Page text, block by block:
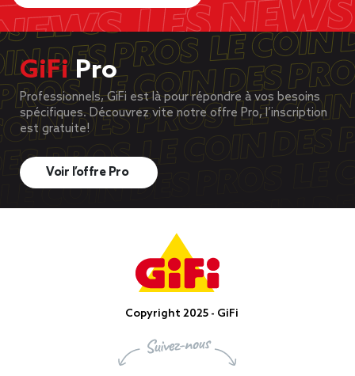
GiFiPro
Professionnels, GiFi est là pour répondre à vos besoins
spécifiques. Découvrez vite notre offre Pro, l’inscription
est gratuite!
Voir l’offre Pro
Copyright 2025 - GiFi